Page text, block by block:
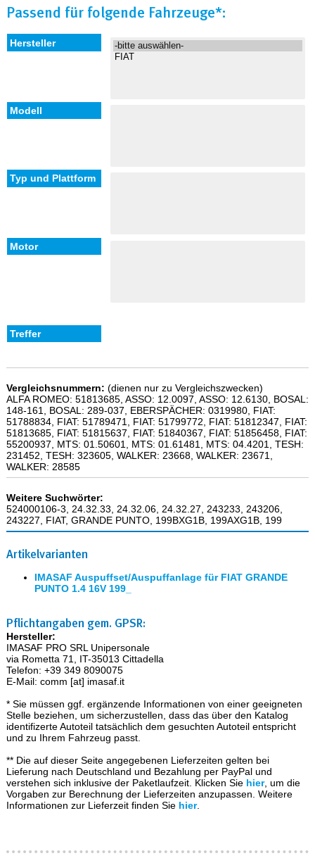
Passend für folgende Fahrzeuge*:
Vergleichsnummern: (dienen nur zu Vergleichszwecken)
ALFA ROMEO: 51813685, ASSO: 12.0097, ASSO: 12.6130, BOSAL:
148-161, BOSAL: 289-037, EBERSPÄCHER: 0319980, FIAT:
51788834, FIAT: 51789471, FIAT: 51799772, FIAT: 51812347, FIAT:
51813685, FIAT: 51815637, FIAT: 51840367, FIAT: 51856458, FIAT:
55200937, MTS: 01.50601, MTS: 01.61481, MTS: 04.4201, TESH:
231452, TESH: 323605, WALKER: 23668, WALKER: 23671,
WALKER: 28585
Weitere Suchwörter:
524000106-3, 24.32.33, 24.32.06, 24.32.27, 243233, 243206,
243227, FIAT, GRANDE PUNTO, 199BXG1B, 199AXG1B, 199
Artikelvarianten
IMASAF Auspuffset/Auspuffanlage für FIAT GRANDE
PUNTO 1.4 16V 199_
Pflichtangaben gem. GPSR:
Hersteller:
IMASAF PRO SRL Unipersonale
via Rometta 71, IT-35013 Cittadella
Telefon: +39 349 8090075
E-Mail: comm [at] imasaf.it
* Sie müssen ggf. ergänzende Informationen von einer geeigneten
Stelle beziehen, um sicherzustellen, dass das über den Katalog
identifizerte Autoteil tatsächlich dem gesuchten Autoteil entspricht
und zu Ihrem Fahrzeug passt.
** Die auf dieser Seite angegebenen Lieferzeiten gelten bei
Lieferung nach Deutschland und Bezahlung per PayPal und
verstehen sich inklusive der Paketlaufzeit. Klicken Sie hier, um die
Vorgaben zur Berechnung der Lieferzeiten anzupassen. Weitere
Informationen zur Lieferzeit finden Sie hier.